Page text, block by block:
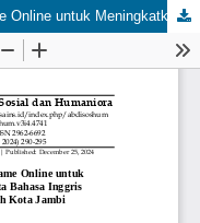
Pelatihan Pembelajaran Berbasis Game Online untuk Meningkatkan Penguasaan Kosakata Bahasa Inggris Bagi Siswa SMP Muhammadiyah Kota Jambi